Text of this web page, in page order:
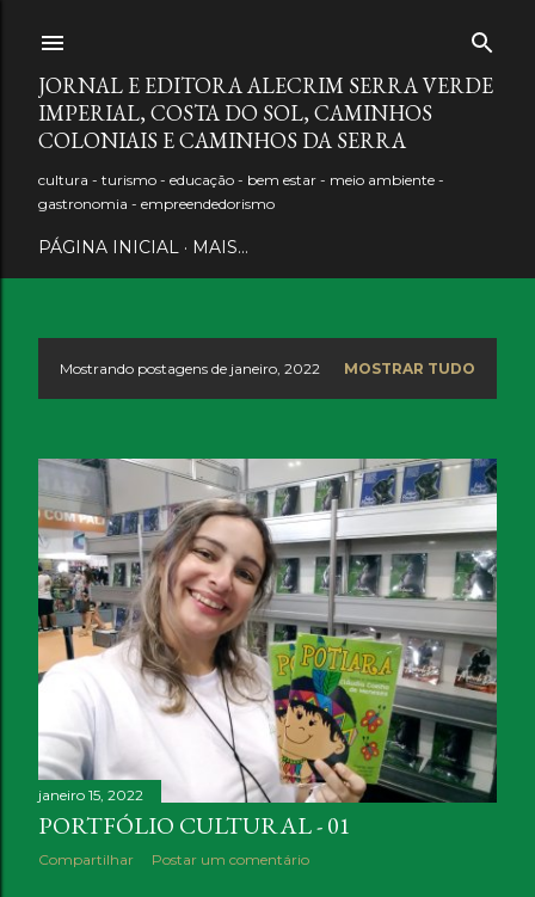
JORNAL E EDITORA ALECRIM SERRA VERDE
IMPERIAL, COSTA DO SOL, CAMINHOS
COLONIAIS E CAMINHOS DA SERRA
cultura - turismo - educação - bem estar - meio ambiente -
gastronomia - empreendedorismo
PÁGINA INICIAL MAIS…
P
s
t
a
g
e
s
Mostrando postagens de janeiro, 2022 MOSTRAR TUDO
janeiro 15, 2022
PORTFÓLIO CULTURAL - 01
Compartilhar Postar um comentário